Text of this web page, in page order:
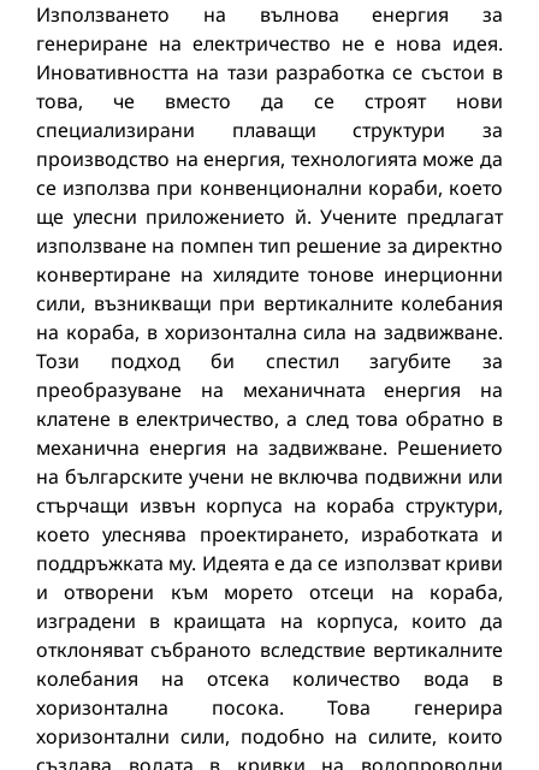
Използването на вълнова енергия за
генериране на електричество не е нова идея.
Иновативността на тази разработка се състои в
това, че вместо да се строят нови
специализирани плаващи структури за
производство на енергия, технологията може да
се използва при конвенционални кораби, което
ще улесни приложението й. Учените предлагат
използване на помпен тип решение за директно
конвертиране на хилядите тонове инерционни
сили, възникващи при вертикалните колебания
на кораба, в хоризонтална сила на задвижване.
Този подход би спестил загубите за
преобразуване на механичната енергия на
клатене в електричество, а след това обратно в
механична енергия на задвижване. Решението
на българските учени не включва подвижни или
стърчащи извън корпуса на кораба структури,
което улеснява проектирането, изработката и
поддръжката му. Идеята е да се използват криви
и отворени към морето отсеци на кораба,
изградени в краищата на корпуса, които да
отклоняват събраното вследствие вертикалните
колебания на отсека количество вода в
хоризонтална посока. Това генерира
хоризонтални сили, подобно на силите, които